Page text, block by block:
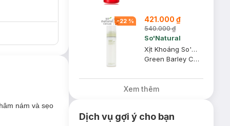
nám và sẹo
-22 % 421.000 ₫
540.000 ₫
So'Natural
Xịt Khoáng So'Natural Cấp Ấm Dưỡng Da Mầm Lúa Mạch 120ml
Green Barley Cream Mist
Xem thêm
Dịch vụ gợi ý cho bạn